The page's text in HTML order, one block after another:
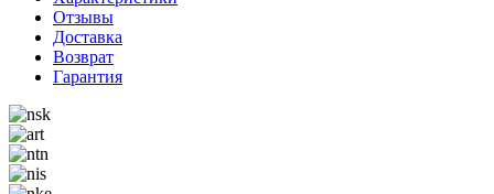
Отзывы
Доставка
Возврат
Гарантия